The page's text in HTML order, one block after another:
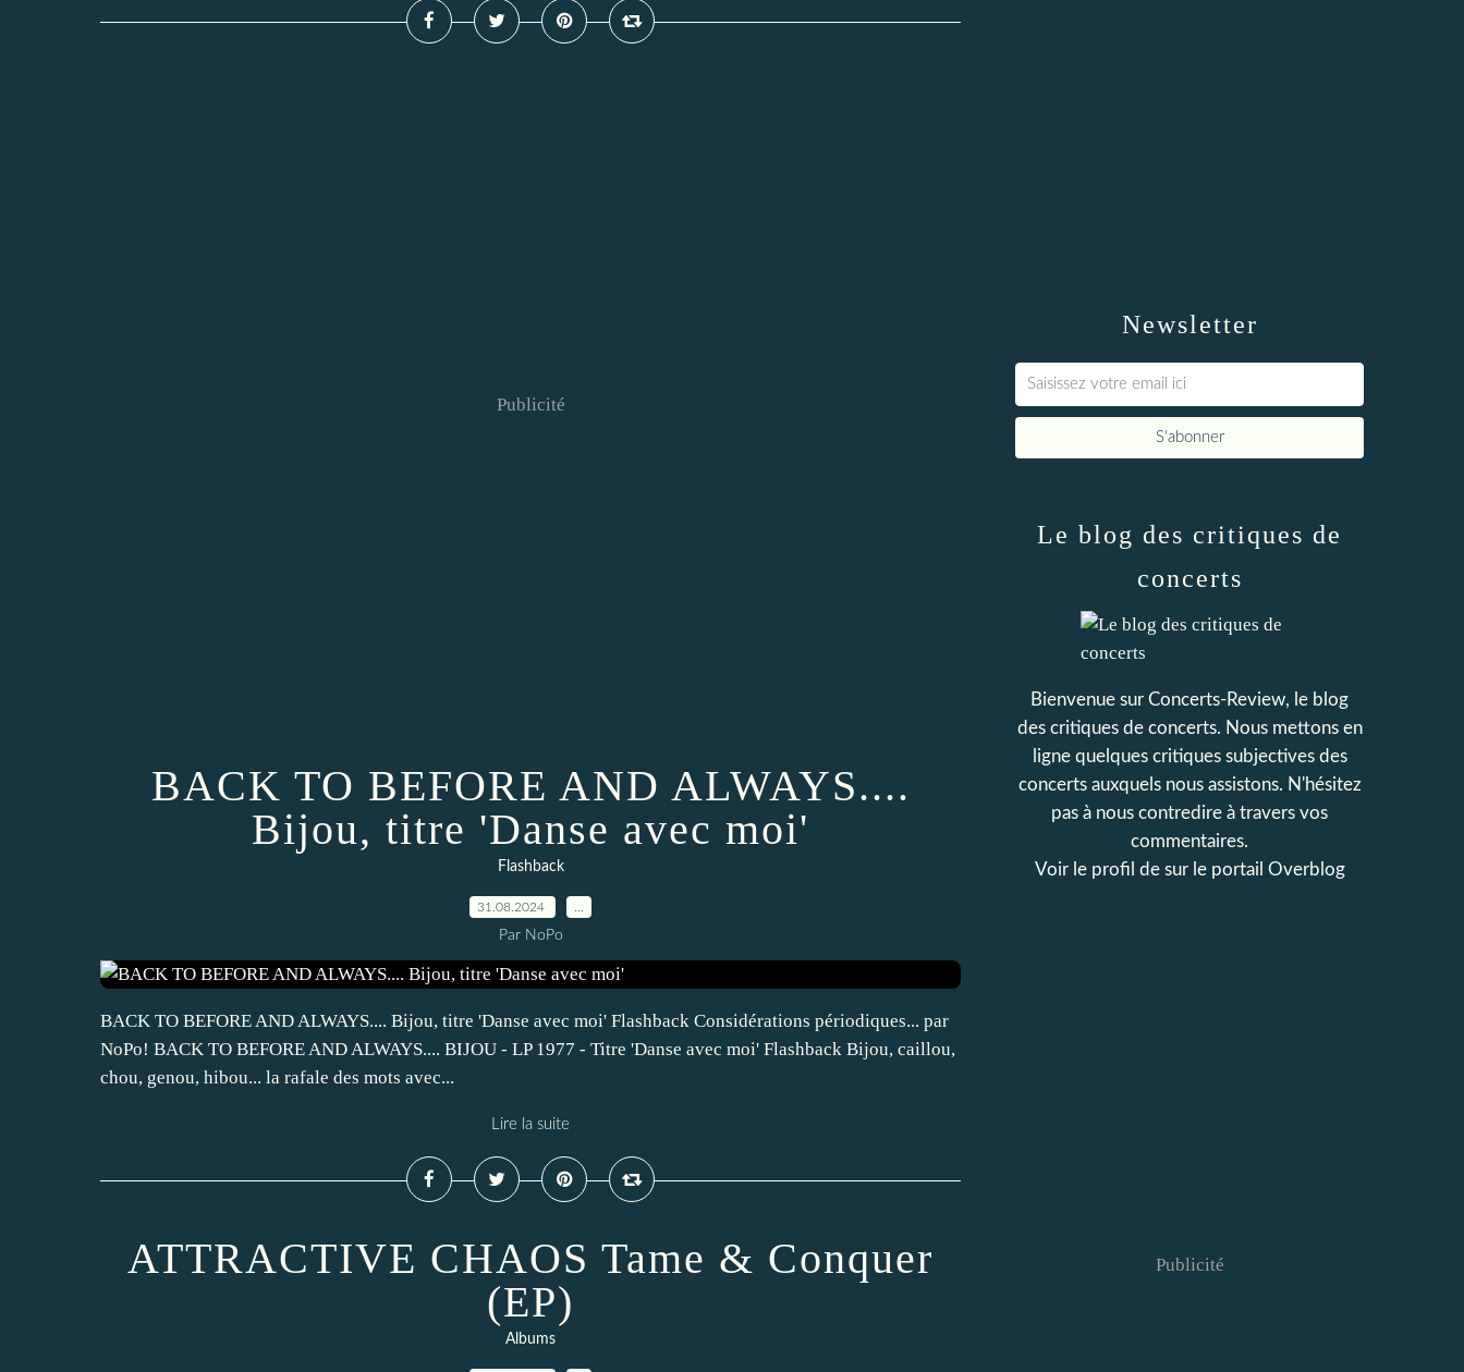
Publicité
BACK TO BEFORE AND ALWAYS....
Bijou, titre 'Danse avec moi'
Flashback
31.08.2024
Par NoPo
BACK TO BEFORE AND ALWAYS.... Bijou, titre 'Danse avec moi' Flashback Considérations périodiques... par
NoPo! BACK TO BEFORE AND ALWAYS.... BIJOU - LP 1977 - Titre 'Danse avec moi' Flashback Bijou, caillou,
chou, genou, hibou... la rafale des mots avec...
Lire la suite
ATTRACTIVE CHAOS Tame & Conquer
(EP)
Albums
Newsletter
Le blog des critiques de
concerts
Bienvenue sur Concerts-Review, le blog
des critiques de concerts. Nous mettons en
ligne quelques critiques subjectives des
concerts auxquels nous assistons. N'hésitez
pas à nous contredire à travers vos
commentaires.
Voir le profil de sur le portail Overblog
Publicité